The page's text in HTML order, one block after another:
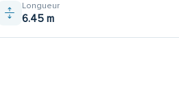
Longueur
6.45 m